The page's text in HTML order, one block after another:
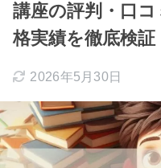
講座の評判・口
格実績を徹底検証
2026年5月30日